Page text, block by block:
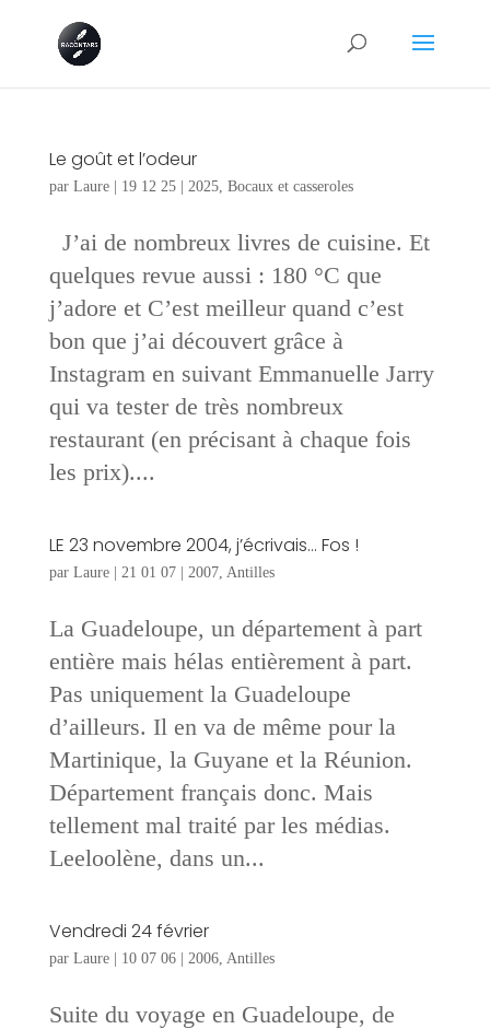
Le goût et l’odeur
par Laure| 19 12 25| 2025, Bocaux et casseroles
J’ai de nombreux livres de cuisine. Et
quelques revue aussi : 180 °C que
j’adore et C’est meilleur quand c’est
bon que j’ai découvert grâce à
Instagram en suivant Emmanuelle Jarry
qui va tester de très nombreux
restaurant (en précisant à chaque fois
les prix)....
LE 23 novembre 2004, j’écrivais… Fos !
par Laure| 21 01 07| 2007, Antilles
La Guadeloupe, un département à part
entière mais hélas entièrement à part.
Pas uniquement la Guadeloupe
d’ailleurs. Il en va de même pour la
Martinique, la Guyane et la Réunion.
Département français donc. Mais
tellement mal traité par les médias.
Leeloolène, dans un...
Vendredi 24 février
par Laure| 10 07 06| 2006, Antilles
Suite du voyage en Guadeloupe, de